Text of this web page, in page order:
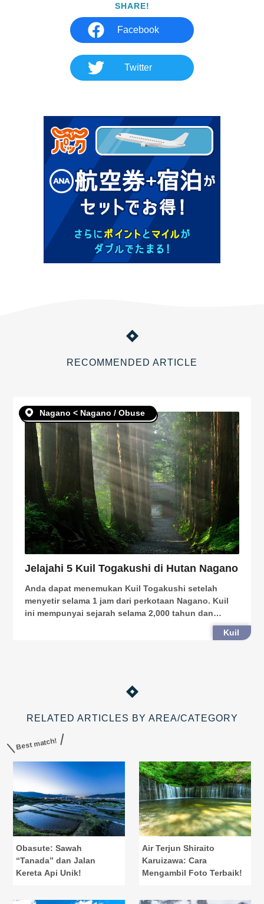
SHARE!
Facebook
Twitter
RECOMMENDED ARTICLE
Nagano < Nagano / Obuse
Jelajahi 5 Kuil Togakushi di Hutan Nagano
Anda dapat menemukan Kuil Togakushi setelah
menyetir selama 1 jam dari perkotaan Nagano. Kuil
ini mempunyai sejarah selama 2,000 tahun dan
merupakan tempat rohani terkenal yang terletak di
pegunungan pusat Jepang. Kuil ini terdiri dari 5 kuil
Kuil
RELATED ARTICLES BY AREA/CATEGORY
Best match!
Obasute: Sawah
“Tanada” dan Jalan
Kereta Api Unik!
Air Terjun Shiraito
Karuizawa: Cara
Mengambil Foto Terbaik!